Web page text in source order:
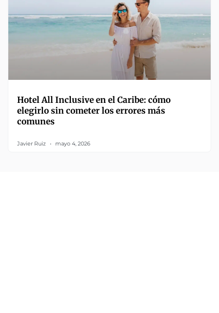
Hotel All Inclusive en el Caribe: cómo
elegirlo sin cometer los errores más
comunes
Javier Ruiz mayo 4, 2026